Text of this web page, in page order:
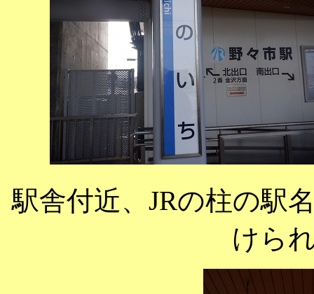
駅舎付近、JRの柱の駅
けら